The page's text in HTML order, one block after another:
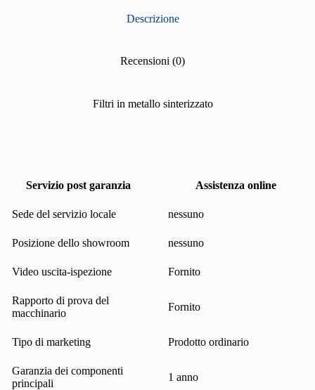
Descrizione
Recensioni (0)
Filtri in metallo sinterizzato
Servizio post garanzia Assistenza online
Sede del servizio locale nessuno
Posizione dello showroom nessuno
Video uscita-ispezione Fornito
Rapporto di prova del
macchinario
Fornito
Tipo di marketing Prodotto ordinario
Garanzia dei componenti
principali
1 anno